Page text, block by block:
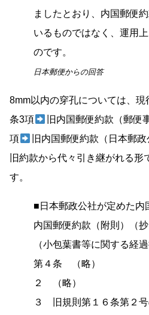
ましたとおり、内国郵便
いるものではなく、運用
のです。
日本郵便からの回答
8mm以内の穿孔については、
条3項
旧内国郵便約款（郵便
項
旧内国郵便約款（日本郵
旧約款から代々引き継がれる形
す。
■日本郵政公社が定めた内
内国郵便約款（附則）（抄
（小包葉書等に関する経過
第４条 （略）
２ （略）
３ 旧規則第１６条第２